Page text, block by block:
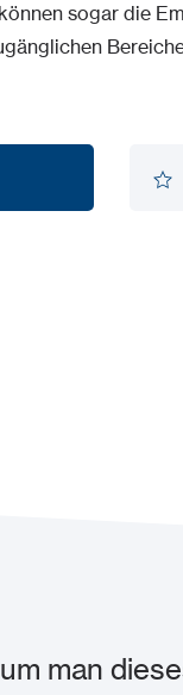
sogar die
man